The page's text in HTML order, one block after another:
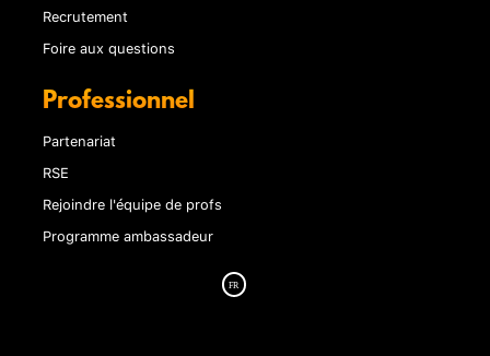
Recrutement
Foire aux questions
Professionnel
Partenariat
RSE
Rejoindre l'équipe de profs
Programme ambassadeur